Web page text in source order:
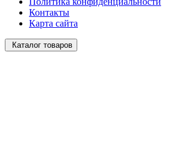
Контакты
Карта сайта
Каталог товаров